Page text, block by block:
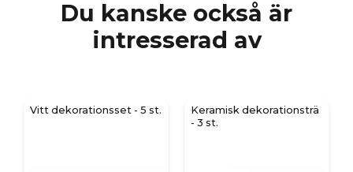
Du kanske också är
intresserad av
Vitt dekorationsset - 5 st.
Keramisk dekorationsträ
- 3 st.